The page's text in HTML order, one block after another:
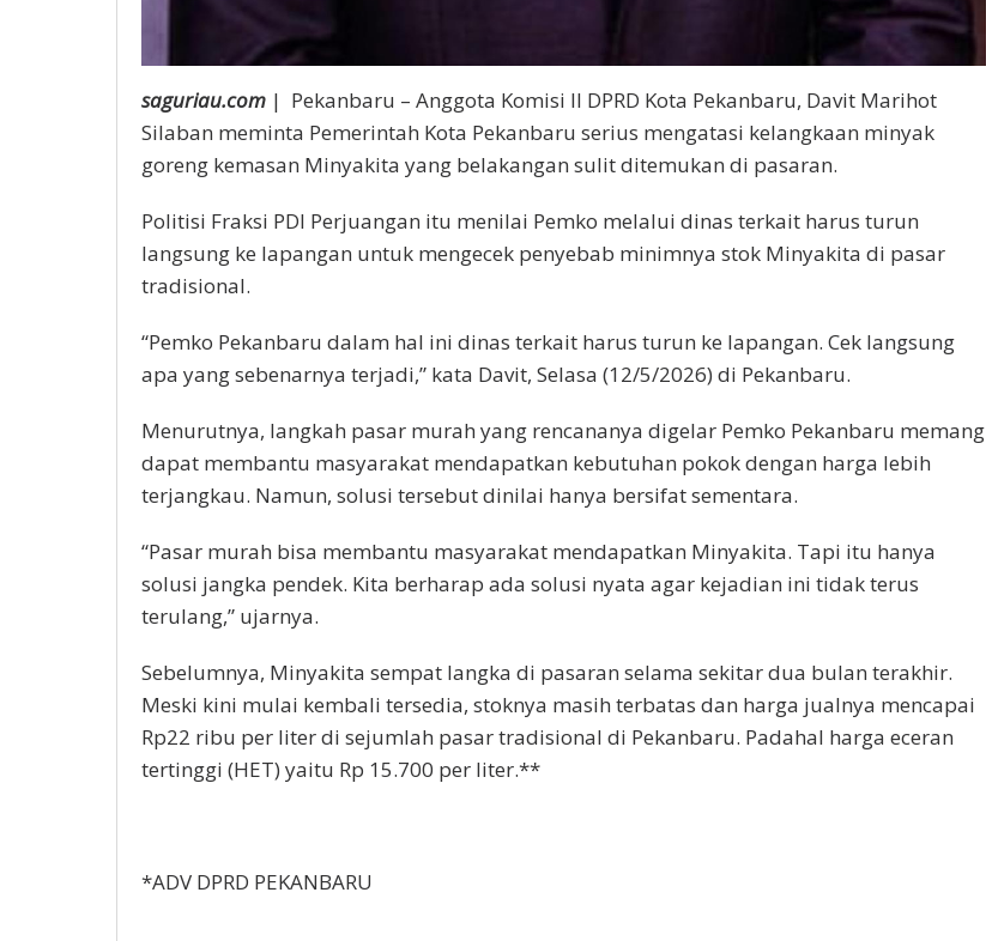
saguriau.com | Pekanbaru – Anggota Komisi II DPRD Kota Pekanbaru, Davit Marihot
Silaban meminta Pemerintah Kota Pekanbaru serius mengatasi kelangkaan minyak
goreng kemasan Minyakita yang belakangan sulit ditemukan di pasaran.
Politisi Fraksi PDI Perjuangan itu menilai Pemko melalui dinas terkait harus turun
langsung ke lapangan untuk mengecek penyebab minimnya stok Minyakita di pasar
tradisional.
“Pemko Pekanbaru dalam hal ini dinas terkait harus turun ke lapangan. Cek langsung
apa yang sebenarnya terjadi,” kata Davit, Selasa (12/5/2026) di Pekanbaru.
Menurutnya, langkah pasar murah yang rencananya digelar Pemko Pekanbaru memang
dapat membantu masyarakat mendapatkan kebutuhan pokok dengan harga lebih
terjangkau. Namun, solusi tersebut dinilai hanya bersifat sementara.
“Pasar murah bisa membantu masyarakat mendapatkan Minyakita. Tapi itu hanya
solusi jangka pendek. Kita berharap ada solusi nyata agar kejadian ini tidak terus
terulang,” ujarnya.
Sebelumnya, Minyakita sempat langka di pasaran selama sekitar dua bulan terakhir.
Meski kini mulai kembali tersedia, stoknya masih terbatas dan harga jualnya mencapai
Rp22 ribu per liter di sejumlah pasar tradisional di Pekanbaru. Padahal harga eceran
tertinggi (HET) yaitu Rp 15.700 per liter.**
*ADV DPRD PEKANBARU